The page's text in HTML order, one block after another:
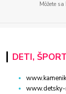
Môžete
DETI,